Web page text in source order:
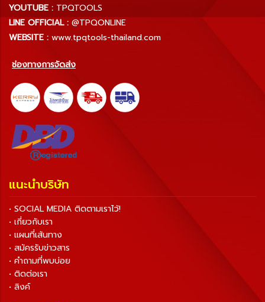
YOUTUBE : TPQTOOLS
LINE OFFICIAL : @TPQONLINE
WEBSITE : www.tpqtools-thailand.com
ช่องทางการจัดส่ง
แนะนำบริษัท
• SOCIAL MEDIA ติดตามเราไว้!
• เกี่ยวกับเรา
• แผนที่เส้นทาง
• สมัครรับข่าวสาร
• คำถามที่พบบ่อย
• ติดต่อเรา
• ลิงค์